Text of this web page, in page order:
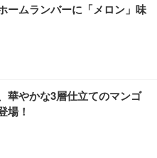
ームランバーに「メロン」味
華やかな3層仕立てのマンゴ
場！